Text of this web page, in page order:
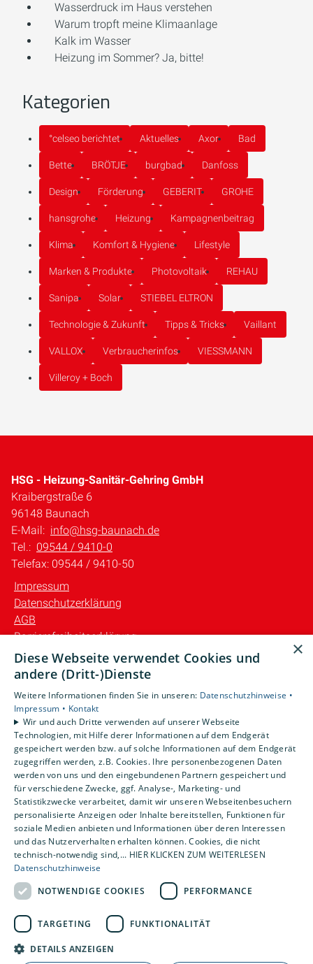
Wasserdruck im Haus verstehen
Warum tropft meine Klimaanlage
Kalk im Wasser
Heizung im Sommer? Ja, bitte!
Kategorien
°celseo berichtet Aktuelles Axor Bad
Bette BRÖTJE burgbad Danfoss
Design Förderung GEBERIT GROHE
hansgrohe Heizung Kampagnenbeitrag
Klima Komfort & Hygiene Lifestyle
Marken & Produkte Photovoltaik REHAU
Sanipa Solar STIEBEL ELTRON
Technologie & Zukunft Tipps & Tricks Vaillant
VALLOX Verbraucherinfos VIESSMANN
Villeroy + Boch
HSG - Heizung-Sanitär-Gehring GmbH
Kraibergstraße 6
96148 Baunach
E-Mail: info@hsg-baunach.de
Tel.: 09544 / 9410-0
Telefax: 09544 / 9410-50
Impressum
Datenschutzerklärung
AGB
Barrierefreiheitserklärung
Unsere Bereiche
Gewerbekunden
Karriere
Unternehmen
Kontakt
×
Diese Webseite verwendet Cookies und
andere (Dritt-)Dienste
Weitere Informationen finden Sie in unseren: Datenschutzhinweise •
Impressum • Kontakt
Wir und auch Dritte verwenden auf unserer Webseite
Technologien, mit Hilfe derer Informationen auf dem Endgerät
gespeichert werden bzw. auf solche Informationen auf dem Endgerät
zugegriffen werden, z.B. Cookies. Ihre personenbezogenen Daten
werden von uns und den eingebundenen Partnern gespeichert und
für verschiedene Zwecke, ggf. Analyse-, Marketing- und
Statistikzwecke verarbeitet, damit wir unseren Webseitenbesuchern
personalisierte Anzeigen oder Inhalte bereitstellen, Funktionen für
soziale Medien anbieten und Informationen über deren Interessen
und das Nutzerverhalten erhalten können. Cookies, die nicht
technisch-notwendig sind,... HIER KLICKEN ZUM WEITERLESEN
Datenschutzhinweise
NOTWENDIGE COOKIES
PERFORMANCE
TARGETING FUNKTIONALITÄT
DETAILS ANZEIGEN